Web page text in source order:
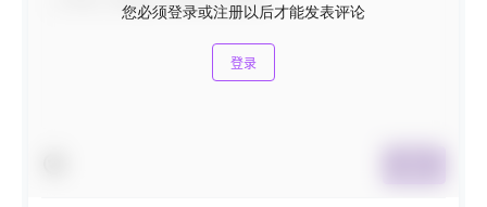
您必须登录或注册以后才能发表评论
登录